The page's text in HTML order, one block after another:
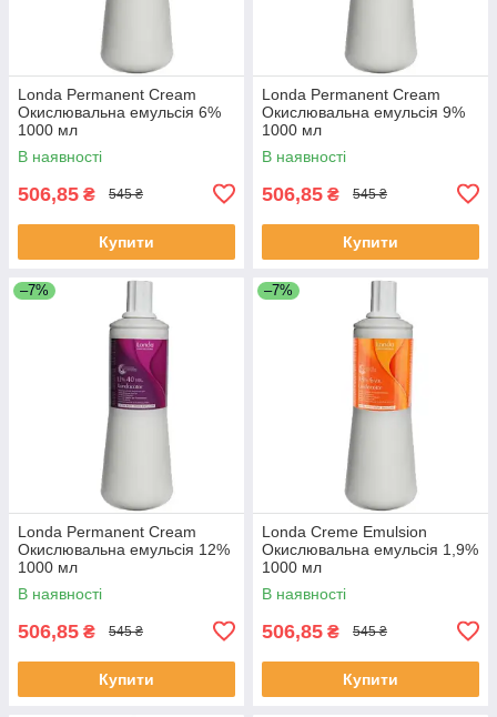
Londa Permanent Cream
Окислювальна емульсія 6%
1000 мл
В наявності
506,85 ₴ 545 ₴
Купити
Londa Permanent Cream
Окислювальна емульсія 9%
1000 мл
В наявності
506,85 ₴ 545 ₴
Купити
–7%
Londa Permanent Cream
Окислювальна емульсія 12%
1000 мл
В наявності
506,85 ₴ 545 ₴
Купити
–7%
Londa Creme Emulsion
Окислювальна емульсія 1,9%
1000 мл
В наявності
506,85 ₴ 545 ₴
Купити